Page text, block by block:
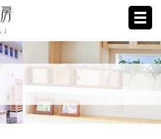
ホーム
家への想い
施工例